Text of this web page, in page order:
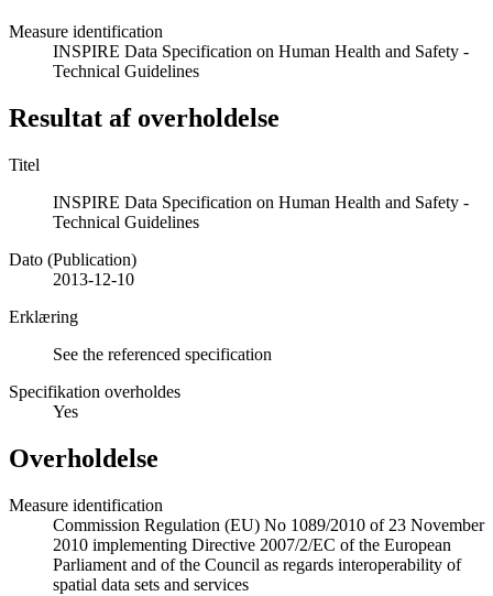
Measure identification
INSPIRE Data Specification on Human Health and Safety -
Technical Guidelines
Resultat af overholdelse
Titel
INSPIRE Data Specification on Human Health and Safety -
Technical Guidelines
Dato (Publication)
2013-12-10
Erklæring
See the referenced specification
Specifikation overholdes
Yes
Overholdelse
Measure identification
Commission Regulation (EU) No 1089/2010 of 23 November
2010 implementing Directive 2007/2/EC of the European
Parliament and of the Council as regards interoperability of
spatial data sets and services